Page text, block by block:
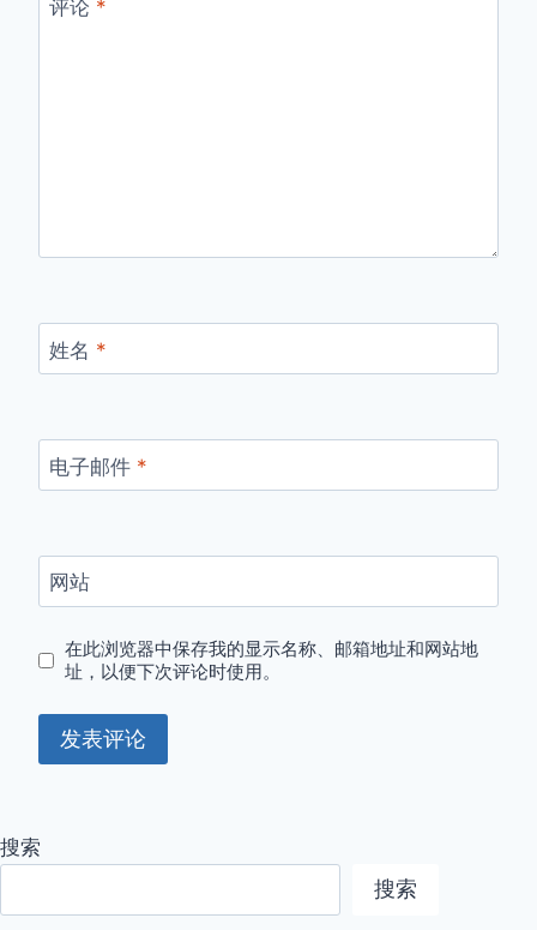
评论 *
姓名 *
电子邮件 *
网站
在此浏览器中保存我的显示名称、邮箱地址和网站地
址，以便下次评论时使用。
搜索
搜索